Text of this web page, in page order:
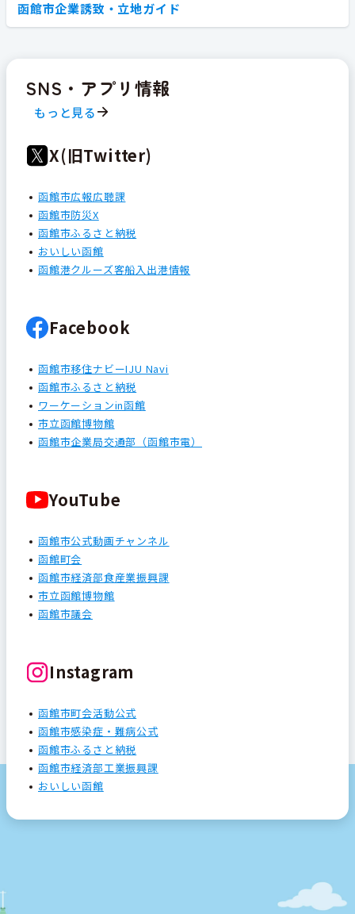
函館市企業誘致・立地ガイド
SNS・アプリ情報
もっと見る
X(旧Twitter)
函館市広報広聴課
函館市防災X
函館市ふるさと納税
おいしい函館
函館港クルーズ客船入出港情報
Facebook
函館市移住ナビーIJU Navi
函館市ふるさと納税
ワーケーションin函館
市立函館博物館
函館市企業局交通部（函館市電）
YouTube
函館市公式動画チャンネル
函館町会
函館市経済部食産業振興課
市立函館博物館
函館市議会
Instagram
函館市町会活動公式
函館市感染症・難病公式
函館市ふるさと納税
函館市経済部工業振興課
おいしい函館